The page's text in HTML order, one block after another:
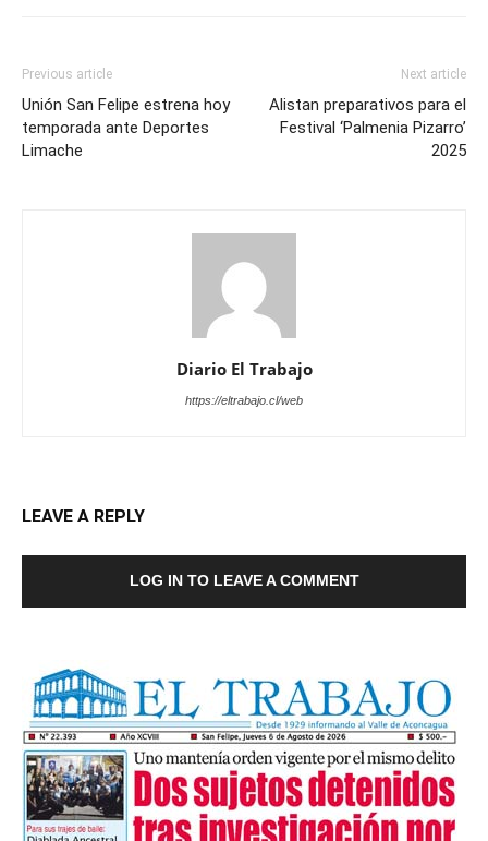
Previous article
Unión San Felipe estrena hoy
temporada ante Deportes
Limache
Next article
Alistan preparativos para el
Festival ‘Palmenia Pizarro’
2025
Diario El Trabajo
https://eltrabajo.cl/web
LEAVE A REPLY
LOG IN TO LEAVE A COMMENT